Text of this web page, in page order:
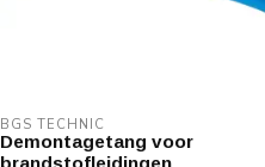
BGS TECHNIC
Demontagetang voor
brandstofleidingen